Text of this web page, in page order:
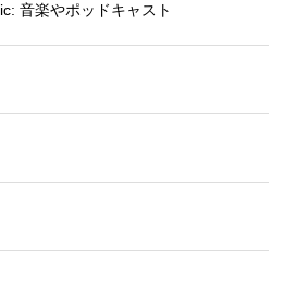
音楽やポッドキャスト